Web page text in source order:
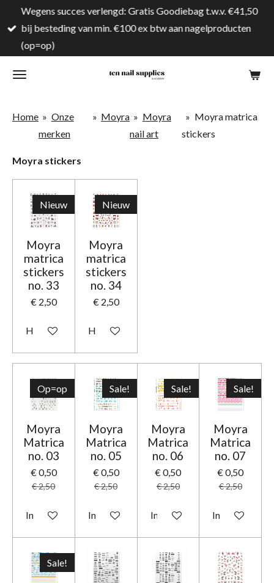
direct
naar
hoofdinhoud
Wegens succes verlengd: Gratis Goodiebag t.w.v. €41,50
bij besteding van min. €100 ex btw aan nagelproducten
(op=op)
Home » Onze
merken
» Moyra » Moyra
nail art
» Moyra matrica
stickers
Moyra stickers
Nieuw
Moyra
matrica
stickers
no. 33
€ 2,50
Houd mij op de hoogte
Nieuw
Moyra
matrica
stickers
no. 34
€ 2,50
Houd mij op de hoogte
Op=op
Moyra
Matrica
no. 03
€ 0,50
€ 2,50
In winkelwagen
Sale!
Moyra
Matrica
no. 05
€ 0,50
€ 2,50
In winkelwagen
Sale!
Moyra
Matrica
no. 06
€ 0,50
€ 2,50
In winkelwagen
Sale!
Moyra
Matrica
no. 07
€ 0,50
€ 2,50
In
Sale!